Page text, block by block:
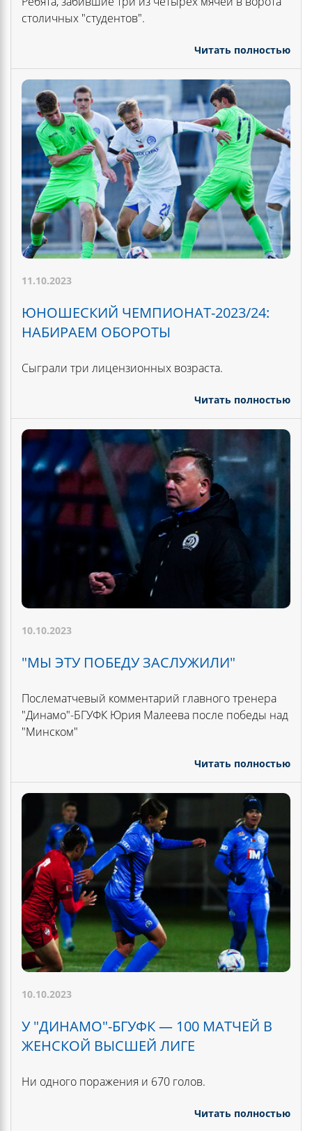
столичных "студентов".
Читать полностью
11.10.2023
ЮНОШЕСКИЙ ЧЕМПИОНАТ-2023/24:
НАБИРАЕМ ОБОРОТЫ
Сыграли три лицензионных возраста.
Читать полностью
10.10.2023
"МЫ ЭТУ ПОБЕДУ ЗАСЛУЖИЛИ"
Послематчевый комментарий главного тренера
"Динамо"-БГУФК Юрия Малеева после победы над
"Минском"
Читать полностью
10.10.2023
У "ДИНАМО"-БГУФК — 100 МАТЧЕЙ В
ЖЕНСКОЙ ВЫСШЕЙ ЛИГЕ
Ни одного поражения и 670 голов.
Читать полностью